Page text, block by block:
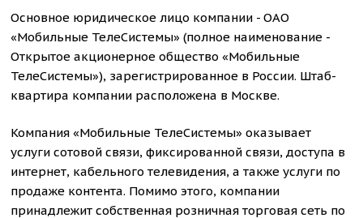
Основное юридическое лицо компании - ОАО
«Мобильные ТелеСистемы» (полное наименование -
Открытое акционерное общество «Мобильные
ТелеСистемы»), зарегистрированное в России. Штаб-
квартира компании расположена в Москве.
Компания «Мобильные ТелеСистемы» оказывает
услуги сотовой связи, фиксированной связи, доступа в
интернет, кабельного телевидения, а также услуги по
продаже контента. Помимо этого, компании
принадлежит собственная розничная торговая сеть по